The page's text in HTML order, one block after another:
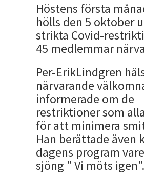
Höstens första
hölls den 5 oktober
strikta Covid-
45 medlemmar
Per-ErikLindgren
närvarande
informerade om de
restriktioner som
för att minimera
Han berättade även
dagens program
sjöng " Vi möts igen".